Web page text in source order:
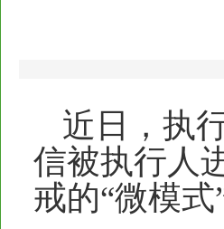
近日，执
信被执行人
戒的“微模式”